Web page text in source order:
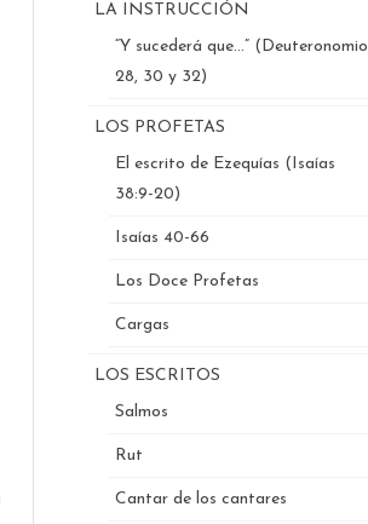
LA INSTRUCCIÓN
“Y sucederá que…” (Deuteronomio
28, 30 y 32)
LOS PROFETAS
El escrito de Ezequías (Isaías
38:9-20)
Isaías 40-66
Los Doce Profetas
Cargas
LOS ESCRITOS
Salmos
Rut
Cantar de los cantares